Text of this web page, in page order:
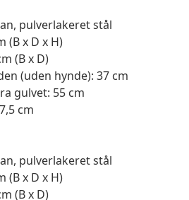
pulverlakeret stål
(B x D x H)
(B x D)
(uden hynde): 37 cm
gulvet: 55 cm
cm
pulverlakeret stål
(B x D x H)
(B x D)